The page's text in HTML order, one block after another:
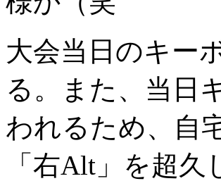
大会当日のキー
る。また、当日
われるため、自
「右Alt」を超